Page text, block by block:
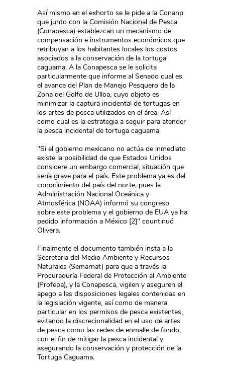
Así mismo en el exhorto se le pide a la Conanp
que junto con la Comisión Nacional de Pesca
(Conapesca) establezcan un mecanismo de
compensación e instrumentos económicos que
retribuyan a los habitantes locales los costos
asociados a la conservación de la tortuga
caguama. A la Conapesca se le solicita
particularmente que informe al Senado cual es
el avance del Plan de Manejo Pesquero de la
Zona del Golfo de Ulloa, cuyo objeto es
minimizar la captura incidental de tortugas en
los artes de pesca utilizados en el área. Así
como cual es la estrategia a seguir para atender
la pesca incidental de tortuga caguama.
"Si el gobierno mexicano no actúa de inmediato
existe la posibilidad de que Estados Unidos
considere un embargo comercial, situación que
sería grave para el país. Este problema ya es del
conocimiento del país del norte, pues la
Administración Nacional Oceánica y
Atmosférica (NOAA) informó su congreso
sobre este problema y el gobierno de EUA ya ha
pedido información a México [2]" countinuó
Olivera.
Finalmente el documento también insta a la
Secretaria del Medio Ambiente y Recursos
Naturales (Semarnat) para que a través la
Procuraduría Federal de Protección al Ambiente
(Profepa), y la Conapesca, vigilen y aseguren el
apego a las disposiciones legales contenidas en
la legislación vigente, así como de manera
particular en los permisos de pesca existentes,
evitando la discrecionalidad en el uso de artes
de pesca como las redes de enmalle de fondo,
con el fin de mitigar la pesca incidental y
asegurando la conservación y protección de la
Tortuga Caguama.